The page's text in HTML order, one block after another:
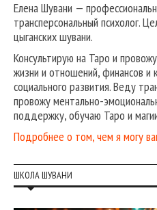
Елена Шувани —
трансперсональный психолог.
цыганских шувани.
Консультирую на Таро и
жизни и отношений, финансов и
социального развития. Веду
провожу ментально-
поддержку, обучаю Таро и
Подробнее о том, чем я могу
ШКОЛА ШУВАНИ